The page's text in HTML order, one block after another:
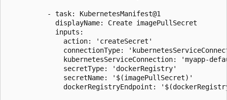
          - task: KubernetesManifest@1
            displayName: Create imagePullSecret
            inputs:
              action: 'createSecret'
connectionType:
kubernetesServiceConnection: 'myapp-
              secretType: 'dockerRegistry'
              secretName: '$(imagePullSecret)'
dockerRegistryEndpoint: